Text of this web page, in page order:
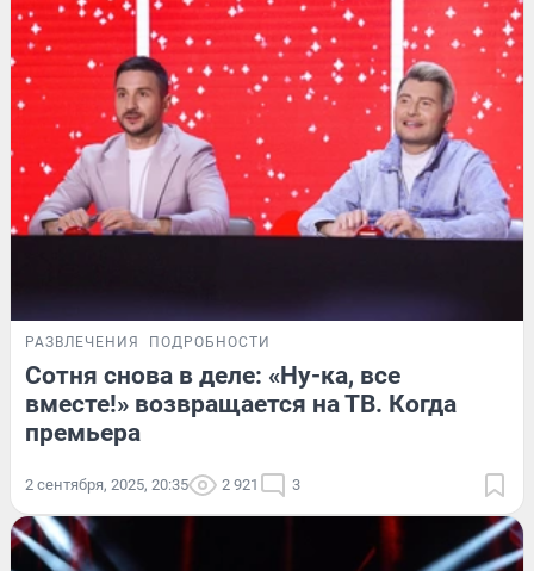
РАЗВЛЕЧЕНИЯ ПОДРОБНОСТИ
Сотня снова в деле: «Ну-ка, все
вместе!» возвращается на ТВ. Когда
премьера
2 сентября, 2025, 20:35 2 921 3